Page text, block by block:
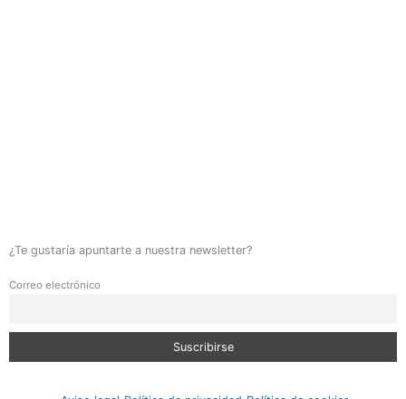
¿Te gustaría apuntarte a nuestra newsletter?
Correo electrónico